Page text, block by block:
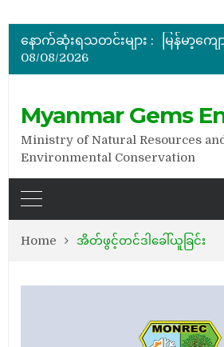
နောက်ဆုံးရသတင်းများ :
08/08/2026
Myanmar Gems
Ministry of Natural Resources
Environmental Conservation
Home အိတ်ဖွင့်တင်ဒါခေါ်ယူခြင်း